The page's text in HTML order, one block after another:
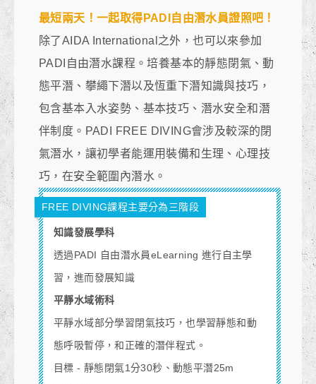
最短兩天！一起取得PADI自由潛水員證照吧！
除了AIDA International 之外，也可以來參加
PADI自由潛水課程。培養基本的靜態閉氣、動
態平潛、攀繩下潛以及恆重下潛知識與技巧，
包含基本入水姿勢、基本技巧、潛水安全和潛
伴制度。PADI FREE DIVING會涉及較深的閉
氣潛水，讓初學者能運用裝備和生理、心理技
巧，在安全範圍內潛水。
FREE DIVING課程主要分為三階段
知識發展學科
透過PADI 自由潛水員eLearning 進行自主學
習，進而發展知識
平靜水域術科
平靜水域部分學習閉氣技巧，也學習靜態和動
態呼吸暫停，和正確的潛伴程式。
目標 - 靜態閉氣1分30秒、動態平潛25m